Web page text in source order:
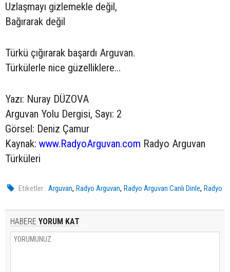
Uzlaşmayı gizlemekle değil,
Bağırarak değil
Türkü çığırarak başardı Arguvan.
Türkülerle nice güzelliklere…
Yazı: Nuray DÜZOVA
Arguvan Yolu Dergisi, Sayı: 2
Görsel: Deniz Çamur
Kaynak: www.RadyoArguvan.com Radyo Arguvan
Türküleri
Etiketler : Arguvan,Radyo Arguvan,Radyo Arguvan Canlı Dinle,Radyo
HABERE YORUM KAT